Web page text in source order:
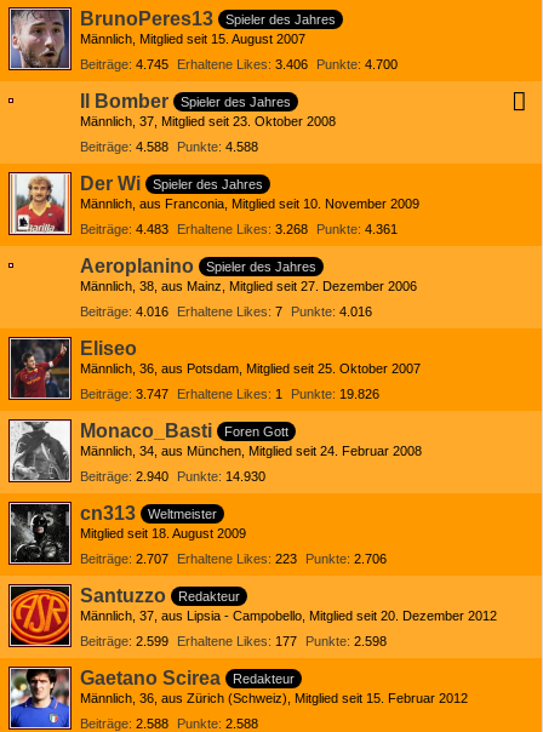
BrunoPeres13
Spieler des Jahres
Männlich Mitglied seit 15. August 2007
Beiträge 4.745 Erhaltene Likes 3.406 Punkte 4.700
Il Bomber
Spieler des Jahres
Männlich 37 Mitglied seit 23. Oktober 2008
Beiträge 4.588 Punkte 4.588
Der Wi
Spieler des Jahres
Männlich aus Franconia Mitglied seit 10. November 2009
Beiträge 4.483 Erhaltene Likes 3.268 Punkte 4.361
Aeroplanino
Spieler des Jahres
Männlich 38 aus Mainz Mitglied seit 27. Dezember 2006
Beiträge 4.016 Erhaltene Likes 7 Punkte 4.016
Eliseo
Männlich 36 aus Potsdam Mitglied seit 25. Oktober 2007
Beiträge 3.747 Erhaltene Likes 1 Punkte 19.826
Monaco_Basti
Foren Gott
Männlich 34 aus München Mitglied seit 24. Februar 2008
Beiträge 2.940 Punkte 14.930
cn313
Weltmeister
Mitglied seit 18. August 2009
Beiträge 2.707 Erhaltene Likes 223 Punkte 2.706
Santuzzo
Redakteur
Männlich 37 aus Lipsia - Campobello Mitglied seit 20. Dezember 2012
Beiträge 2.599 Erhaltene Likes 177 Punkte 2.598
Gaetano Scirea
Redakteur
Männlich 36 aus Zürich (Schweiz) Mitglied seit 15. Februar 2012
Beiträge 2.588 Punkte 2.588